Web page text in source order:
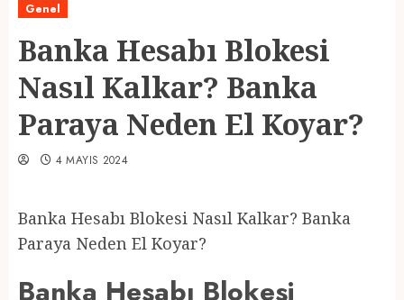
Genel
Banka Hesabı Blokesi
Nasıl Kalkar? Banka
Paraya Neden El Koyar?
4 MAYIS 2024
Banka Hesabı Blokesi Nasıl Kalkar? Banka
Paraya Neden El Koyar?
Banka Hesabı Blokesi